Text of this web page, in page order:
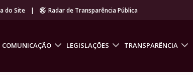
do Site | Radar de Transparência Pública
COMUNICAÇÃO LEGISLAÇÕES TRANSPARÊNCIA